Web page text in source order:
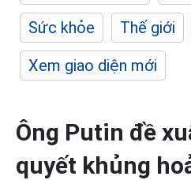
Sức khỏe
Thế giới
Xem giao diện mới
Ông Putin đề
quyết khủng